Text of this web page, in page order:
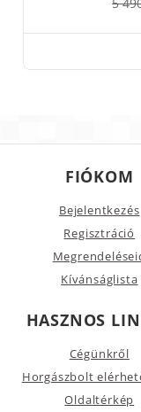
FIÓKOM
Bejelentkezés
Regisztráció
Kívánságlista
HASZNOS
Cégünkről
Horgászbolt
Oldaltérkép